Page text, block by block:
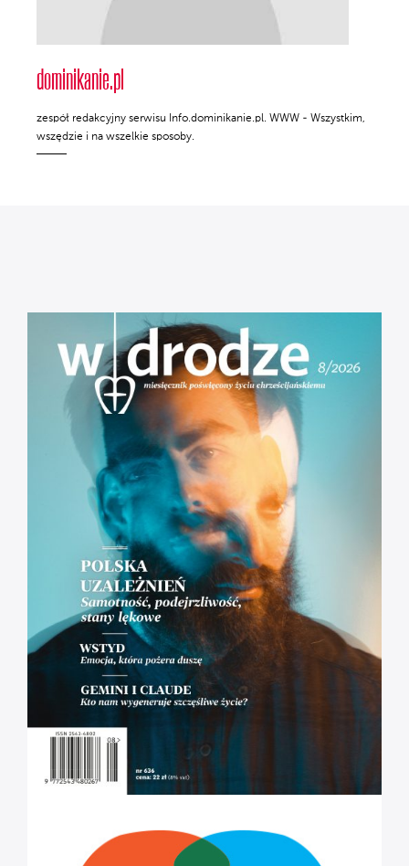
dominikanie.pl
zespół redakcyjny serwisu Info.dominikanie.pl. WWW - Wszystkim,
wszędzie i na wszelkie sposoby.